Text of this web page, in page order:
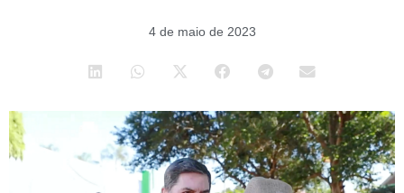
4 de maio de 2023